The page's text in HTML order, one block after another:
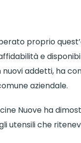
proprio
e
addetti, ha
aziendale.
Nuove ha
utensili che